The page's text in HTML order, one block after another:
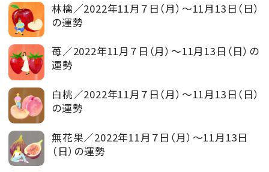
林檎／2022年11月７日（月）～11月13日（日）
の運勢
苺／2022年11月７日（月）～11月13日（日）の
運勢
白桃／2022年11月７日（月）～11月13日（日）
の運勢
無花果／2022年11月７日（月）～11月13日
（日）の運勢